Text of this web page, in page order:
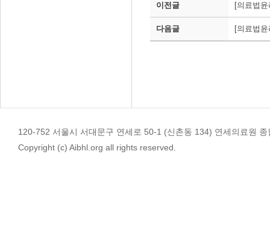
이전글 [의료법
다음글 [의료법
120-752 서울시 서대문구 연세로 50-1 (신촌동 134) 연세의료
Copyright (c) Aibhl.org all rights reserved.